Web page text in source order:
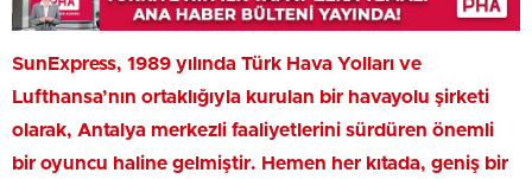
SunExpress, 1989 yılında Türk Hava Yolları ve
Lufthansa’nın ortaklığıyla kurulan bir havayolu şirketi
olarak, Antalya merkezli faaliyetlerini sürdüren önemli
bir oyuncu haline gelmiştir. Hemen her kıtada, geniş bir